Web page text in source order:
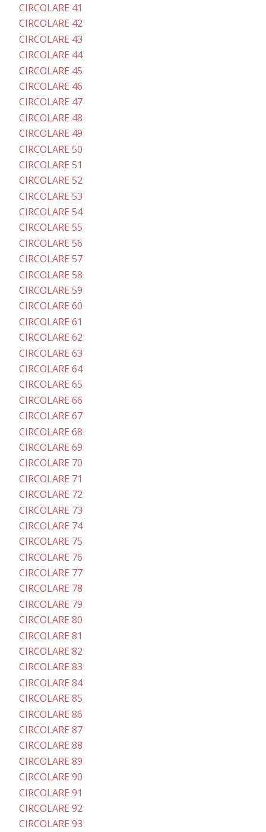
CIRCOLARE 41
CIRCOLARE 42
CIRCOLARE 43
CIRCOLARE 44
CIRCOLARE 45
CIRCOLARE 46
CIRCOLARE 47
CIRCOLARE 48
CIRCOLARE 49
CIRCOLARE 50
CIRCOLARE 51
CIRCOLARE 52
CIRCOLARE 53
CIRCOLARE 54
CIRCOLARE 55
CIRCOLARE 56
CIRCOLARE 57
CIRCOLARE 58
CIRCOLARE 59
CIRCOLARE 60
CIRCOLARE 61
CIRCOLARE 62
CIRCOLARE 63
CIRCOLARE 64
CIRCOLARE 65
CIRCOLARE 66
CIRCOLARE 67
CIRCOLARE 68
CIRCOLARE 69
CIRCOLARE 70
CIRCOLARE 71
CIRCOLARE 72
CIRCOLARE 73
CIRCOLARE 74
CIRCOLARE 75
CIRCOLARE 76
CIRCOLARE 77
CIRCOLARE 78
CIRCOLARE 79
CIRCOLARE 80
CIRCOLARE 81
CIRCOLARE 82
CIRCOLARE 83
CIRCOLARE 84
CIRCOLARE 85
CIRCOLARE 86
CIRCOLARE 87
CIRCOLARE 88
CIRCOLARE 89
CIRCOLARE 90
CIRCOLARE 91
CIRCOLARE 92
CIRCOLARE 93